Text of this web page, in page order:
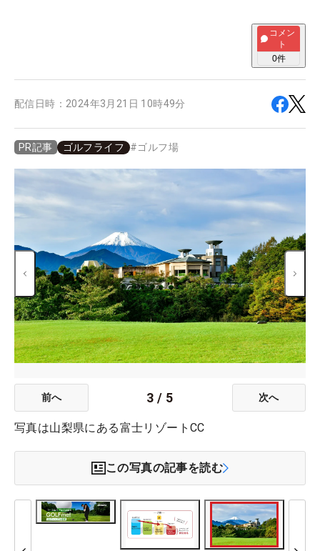
コメン
ト
0件
配信日時： 2024年3月21日 10時49分
PR記事 ゴルフライフ #ゴルフ場
前へ 3 / 5 次へ
写真は山梨県にある富士リゾートCC
この写真の記事を読む